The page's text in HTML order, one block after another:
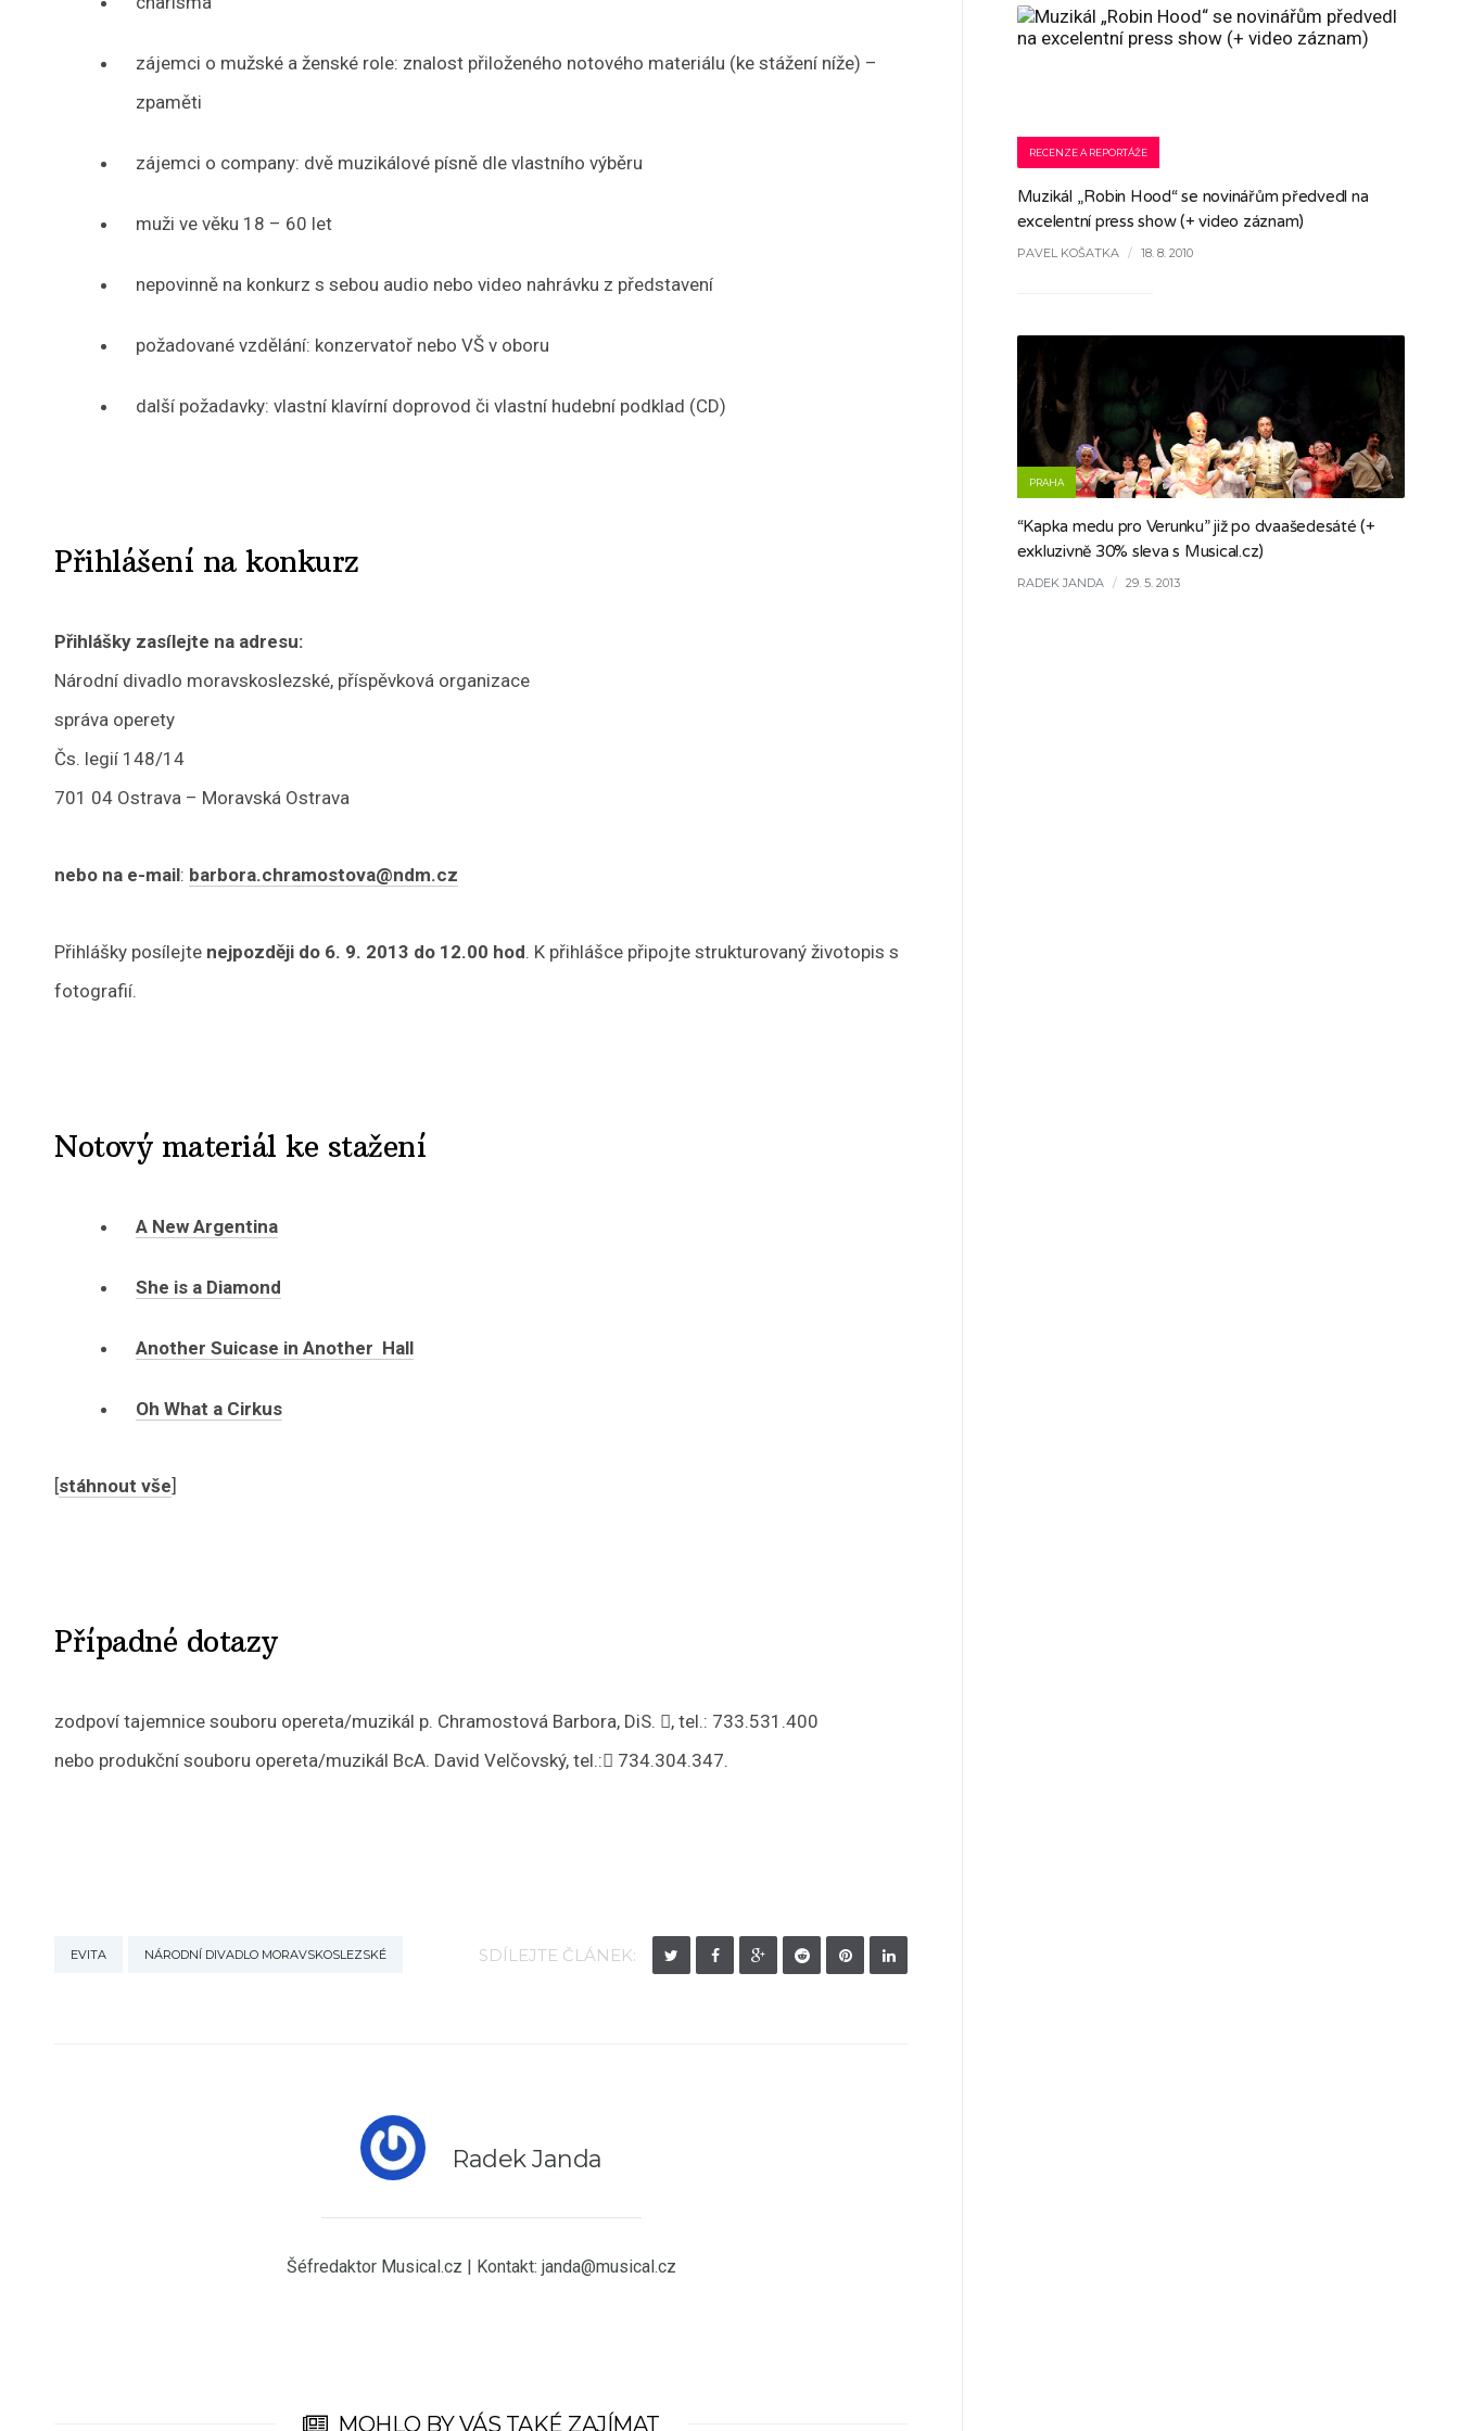
zájemci o mužské a ženské role: znalost přiloženého notového materiálu (ke stážení níže) –
zpaměti
zájemci o company: dvě muzikálové písně dle vlastního výběru
muži ve věku 18 – 60 let
nepovinně na konkurz s sebou audio nebo video nahrávku z představení
požadované vzdělání: konzervatoř nebo VŠ v oboru
další požadavky: vlastní klavírní doprovod či vlastní hudební podklad (CD)
Přihlášení na konkurz
Přihlášky zasílejte na adresu:
Národní divadlo moravskoslezské, příspěvková organizace
správa operety
Čs. legií 148/14
701 04 Ostrava – Moravská Ostrava
nebo na e-mail: barbora.chramostova@ndm.cz
Přihlášky posílejte nejpozději do 6. 9. 2013 do 12.00 hod. K přihlášce připojte strukturovaný životopis s
fotografií.
Notový materiál ke stažení
A New Argentina
She is a Diamond
Another Suicase in Another Hall
Oh What a Cirkus
[stáhnout vše]
Případné dotazy
zodpoví tajemnice souboru opereta/muzikál p. Chramostová Barbora, DiS. , tel.: 733.531.400
nebo produkční souboru opereta/muzikál BcA. David Velčovský, tel.: 734.304.347.
EVITA NÁRODNÍ DIVADLO MORAVSKOSLEZSKÉ SDÍLEJTE ČLÁNEK:
Radek Janda
Šéfredaktor Musical.cz | Kontakt: janda@musical.cz
MOHLO BY VÁS TAKÉ ZAJÍMAT
RECENZE A REPORTÁŽE
Muzikál „Robin Hood“ se novinářům předvedl na
excelentní press show (+ video záznam)
PAVEL KOŠATKA / 18. 8. 2010
PRAHA
“Kapka medu pro Verunku” již po dvaašedesáté (+
exkluzivně 30% sleva s Musical.cz)
RADEK JANDA / 29. 5. 2013